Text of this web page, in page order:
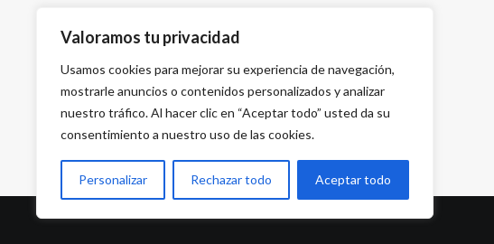
Valoramos tu privacidad
Usamos cookies para mejorar su experiencia de navegación,
mostrarle anuncios o contenidos personalizados y analizar
nuestro tráfico. Al hacer clic en “Aceptar todo” usted da su
consentimiento a nuestro uso de las cookies.
Personalizar Rechazar todo Aceptar todo